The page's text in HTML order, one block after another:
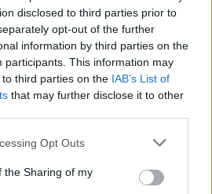
disclosed to third parties prior to
opt-out of the further
information by third parties on the
participants. This information may
third parties on the IAB’s List of
that may further disclose it to other
app uses one or more Google
usage behaviour. You may click to
Google and its third-party tags to
Opt Outs
the Sharing of my
Kjønn
sdato
rangeri
ng
M
30.04.
1995
#30
24.10.